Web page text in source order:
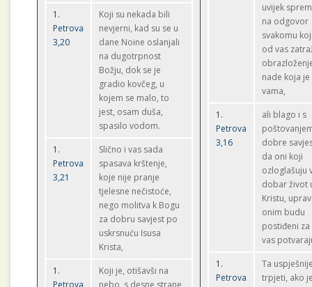
1.
Petrova
3,20
Koji su nekada bili
nevjerni, kad su se u
dane Noine oslanjali
na dugotrpnost
Božju, dok se je
gradio kovčeg, u
kojem se malo, to
jest, osam duša,
spasilo vodom.
1.
Petrova
3,21
Slično i vas sada
spasava krštenje,
koje nije pranje
tjelesne nečistoće,
nego molitva k Bogu
za dobru savjest po
uskrsnuću Isusa
Krista,
1.
Petrova
Koji je, otišavši na
nebo, s desne strane
uvijek
na odgovor
svakomu
od vas
nade koja je
vama,
1.
Petrova
3,16
ali blago i s
dobre
da oni koji
ozloglašuju
dobar život
Kristu,
onim budu
postiđeni
vas
1.
Petrova
Ta
trpjeti, ako